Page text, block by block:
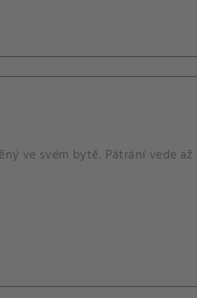
ve svém bytě. Pátrání vede až